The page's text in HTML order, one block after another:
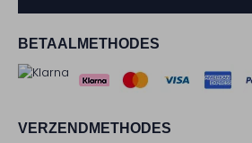
BETAALMETHODES
VERZENDMETHODES